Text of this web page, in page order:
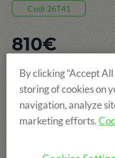
Codi 26T41
8 DIES, DEL 26 JUL
TAMARIT
EDAT: DE 6 A 14
810€
By clicking “Accept
storing of cookies on
navigation, analyze
marketing efforts.